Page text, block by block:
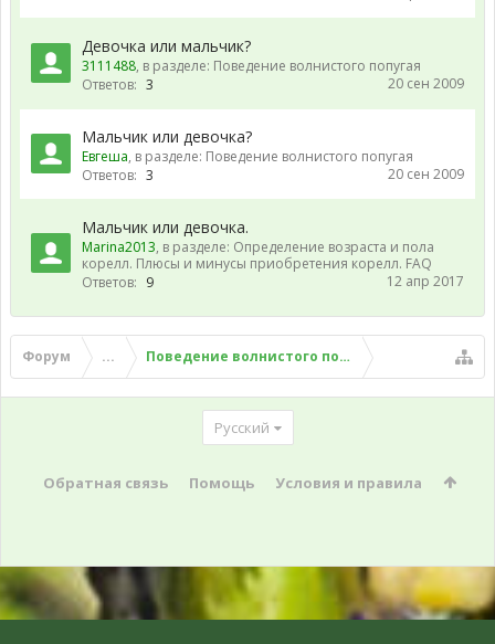
Девочка или мальчик?
3111488, в разделе: Поведение волнистого попугая
Ответов: 3 20 сен 2009
Мальчик или девочка?
Евгеша, в разделе: Поведение волнистого попугая
Ответов: 3 20 сен 2009
Мальчик или девочка.
Marina2013, в разделе: Определение возраста и пола
корелл. Плюсы и минусы приобретения корелл. FAQ
Ответов: 9 12 апр 2017
Форум ... Поведение волнистого попугая
Русский
Обратная связь Помощь Условия и правила